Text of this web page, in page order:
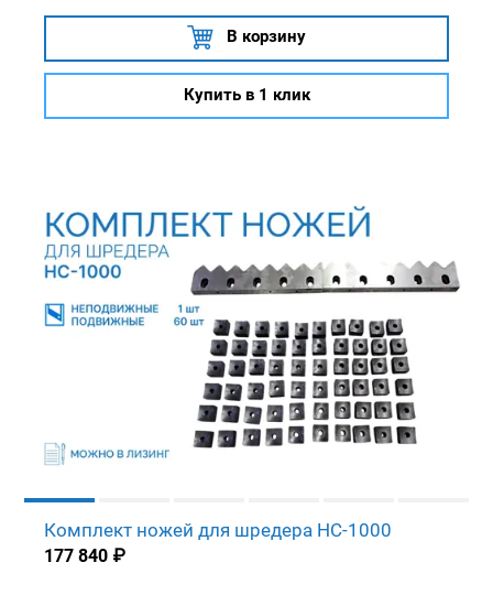
В корзину
Купить в 1 клик
Комплект ножей для шредера HC-1000
177 840 ₽